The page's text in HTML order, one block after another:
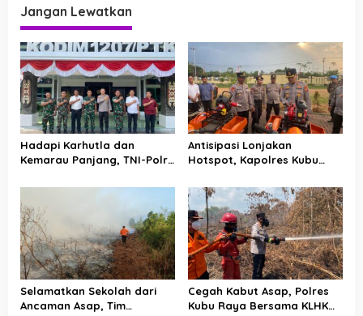
a
s
i
p
o
s
Jangan Lewatkan
Hadapi Karhutla dan
Kemarau Panjang, TNI-Polri
Raya
Antisipasi Lonjakan
Hotspot, Kapolres Kubu
Pemadam Karhutla
Selamatkan Sekolah dari
Ancaman Asap, Tim
Cegah Kabut Asap, Polres
Kubu Raya Bersama KLHK